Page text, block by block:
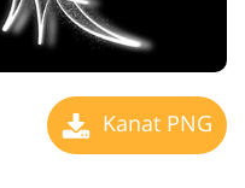
Kanat PNG